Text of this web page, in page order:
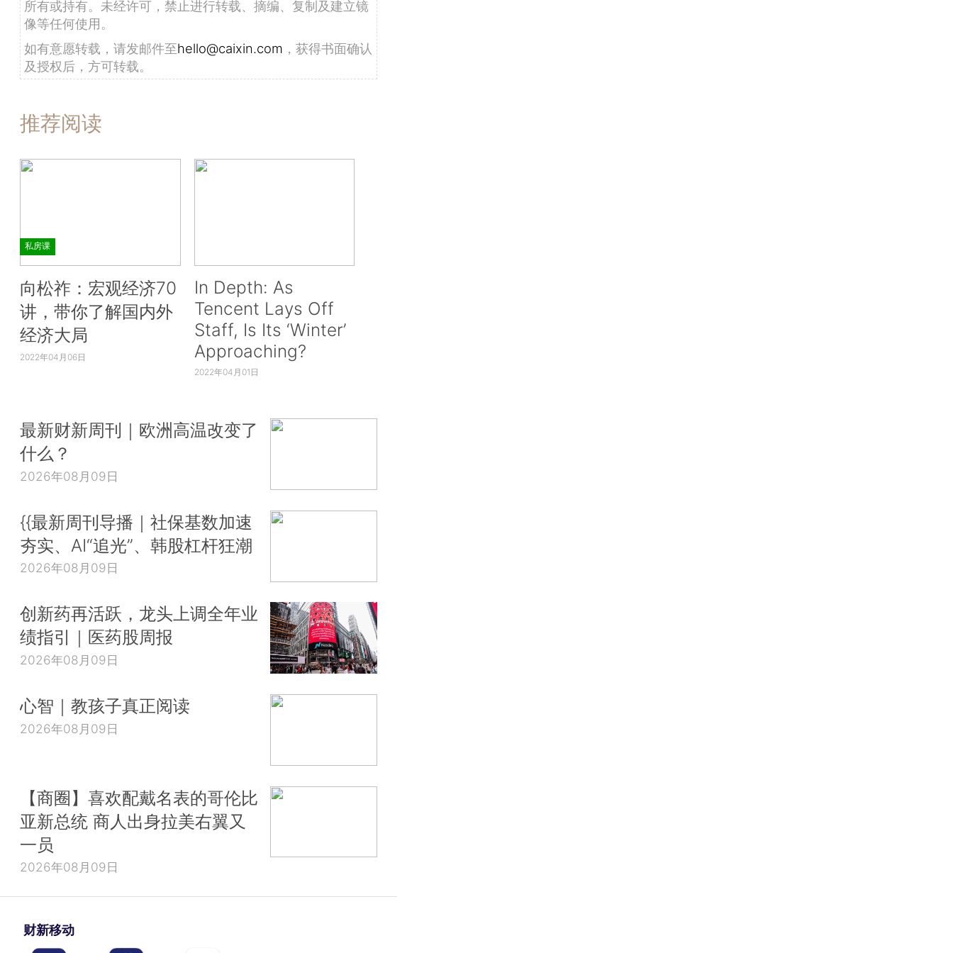
所有或持有。未经许可，禁止进行转载、摘编、复制及建立镜
像等任何使用。
如有意愿转载，请发邮件至hello@caixin.com ，获得书面确认
及授权后，方可转载。
推荐阅读
私房课
向松祚：宏观经济70
讲，带你了解国内外
经济大局
2022年04月06日
In Depth: As
Tencent Lays Off
Staff, Is Its ‘Winter’
Approaching?
2022年04月01日
最新财新周刊｜欧洲高温改变了
什么？
2026年08月09日
{{最新周刊导播｜社保基数加速
夯实、AI“追光”、韩股杠杆狂潮
2026年08月09日
创新药再活跃，龙头上调全年业
绩指引｜医药股周报
2026年08月09日
心智｜教孩子真正阅读
2026年08月09日
【商圈】喜欢配戴名表的哥伦比
亚新总统 商人出身拉美右翼又
一员
2026年08月09日
财新移动